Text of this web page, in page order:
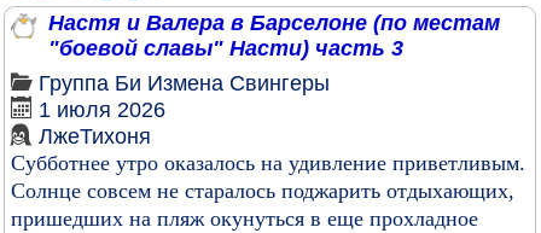
Настя и Валера в Барселоне (по местам
"боевой славы" Насти) часть 3
Группа Би Измена Свингеры
1 июля 2026
ЛжеТихоня
Субботнее утро оказалось на удивление приветливым.
Солнце совсем не старалось поджарить отдыхающих,
пришедших на пляж окунуться в еще прохладное